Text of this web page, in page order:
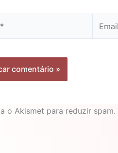
o Akismet para reduzir spam.